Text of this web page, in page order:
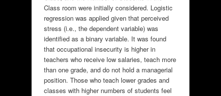
Class room were initially considered. Logistic
regression was applied given that perceived
stress (i.e., the dependent variable) was
identified as a binary variable. It was found
that occupational insecurity is higher in
teachers who receive low salaries, teach more
than one grade, and do not hold a managerial
position. Those who teach lower grades and
classes with higher numbers of students feel